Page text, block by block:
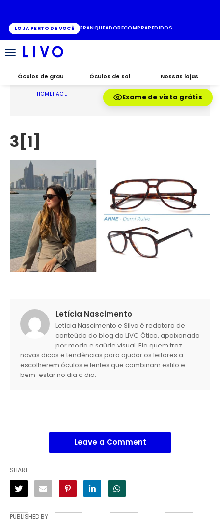
LOJA PERTO DE VOCÊ FRANQUEADORECOMPRAPEDIDOS
Alternar
Óculos de grau Óculos de sol Nossas lojas
Exame de vista grátis
HOMEPAGE
3[1]
Letícia Nascimento
Letícia Nascimento e Silva é redatora de
conteúdo do blog da LIVO Ótica, apaixonada
por moda e saúde visual. Ela quem traz
novas dicas e tendências para ajudar os leitores a
escolherem óculos e lentes que combinam estilo e
bem-estar no dia a dia.
Leave a Comment
SHARE
PUBLISHED BY